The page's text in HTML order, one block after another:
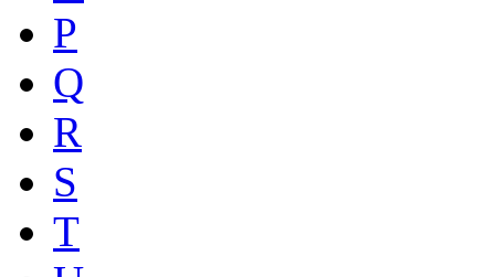
P
Q
R
S
T